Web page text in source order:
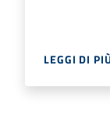
LEGGI DI